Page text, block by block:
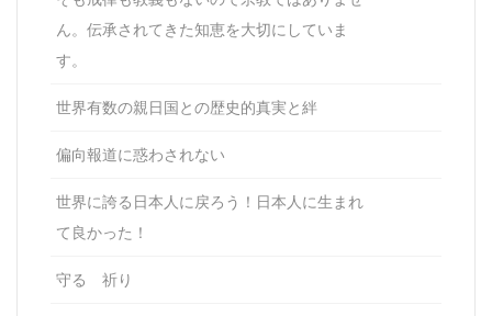
ん。伝承されてきた知恵を大切にしていま
す。
世界有数の親日国との歴史的真実と絆
偏向報道に惑わされない
世界に誇る日本人に戻ろう！日本人に生まれ
て良かった！
守る 祈り